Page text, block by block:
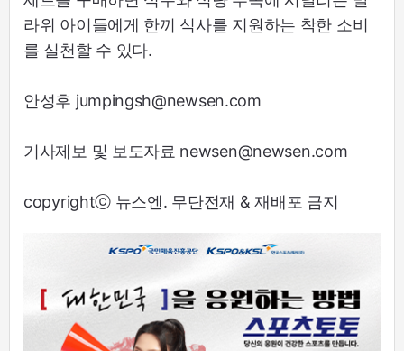
라위 아이들에게 한끼 식사를 지원하는 착한 소비
를 실천할 수 있다.
안성후 jumpingsh@newsen.com
기사제보 및 보도자료 newsen@newsen.com
copyrightⓒ 뉴스엔. 무단전재 & 재배포 금지